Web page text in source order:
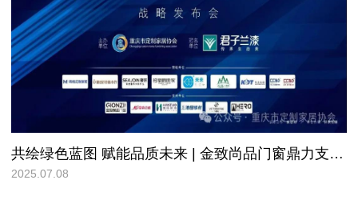
共绘绿色蓝图 赋能品质未来 | 金致尚品门窗鼎力支持“水漆定制看重庆”战略发布会圆满落幕!
2025.07.08